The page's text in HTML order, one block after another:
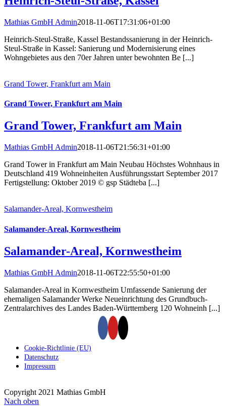
Mathias GmbH Admin2018-11-06T17:31:06+01:00
Heinrich-Steul-Straße, Kassel Bestandssanierung in der Heinrich-
Steul-Straße in Kassel: Sanierung und Modernisierung eines
Wohngebietes aus den 70er Jahren unter bewohnten Be [...]
Grand Tower, Frankfurt am Main
Grand Tower, Frankfurt am Main
Grand Tower, Frankfurt am Main
Mathias GmbH Admin2018-11-06T21:56:31+01:00
Grand Tower in Frankfurt am Main Neubau Höchstes Wohnhaus in
Deutschland 419 Wohneinheiten Ausführungsstart September 2017
Fertigstellung: Oktober 2019 © gsp Städteba [...]
Salamander-Areal, Kornwestheim
Salamander-Areal, Kornwestheim
Salamander-Areal, Kornwestheim
Mathias GmbH Admin2018-11-06T22:55:50+01:00
Salamander-Areal in Kornwestheim Umfassende Sanierung der
ehemaligen Salamander Werke Neueinrichtung des Grundbuch-
Zentralarchives des Landes Baden-Württemberg 120 Wohneinh [...]
Cookie-Richtlinie (EU)
Datenschutz
Impressum
Copyright 2021 Mathias GmbH
Nach oben